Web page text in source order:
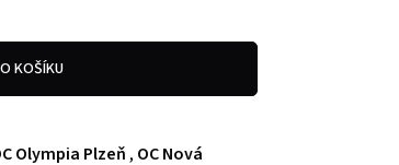
KOŠÍKU
Olympia Plzeň , OC Nová